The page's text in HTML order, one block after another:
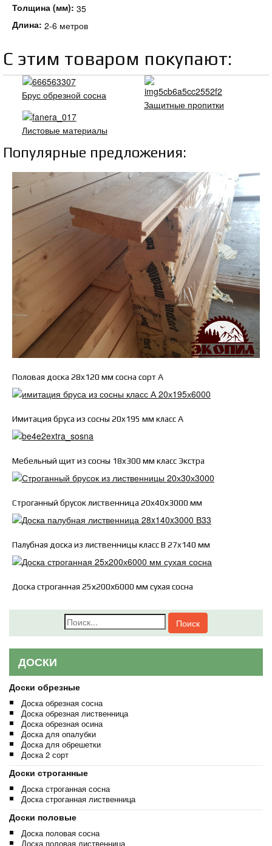
Толщина (мм): 35
Длина: 2-6 метров
С этим товаром покупают:
Брус обрезной сосна
Защитные пропитки
Листовые материалы
Популярные предложения:
Половая доска 28x120 мм сосна сорт А
Имитация бруса из сосны 20x195 мм класс А
Мебельный щит из сосны 18x300 мм класс Экстра
Строганный брусок лиственница 20x40х3000 мм
Палубная доска из лиственницы класс В 27x140 мм
Доска строганная 25х200х6000 мм сухая сосна
Поиск
ДОСКИ
Доски обрезные
Доска обрезная сосна
Доска обрезная лиственница
Доска обрезная осина
Доска для опалубки
Доска для обрешетки
Доска 2 сорт
Доски строганные
Доска строганная сосна
Доска строганная лиственница
Доски половые
Доска половая сосна
Доска половая лиственница